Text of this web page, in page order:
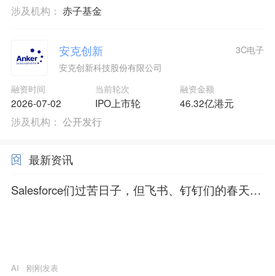
涉及机构： 赤子基金
安克创新
安克创新科技股份有限公司
融资时间
2026-07-02
当前轮次
IPO上市轮
融资金额
46.32亿港元
3C电子
涉及机构： 公开发行
最新资讯
Salesforce们过苦日子，但飞书、钉钉们的春天来
AI 刚刚发表